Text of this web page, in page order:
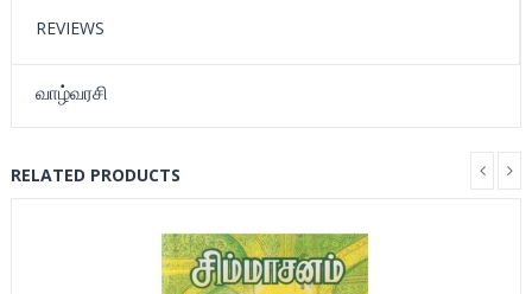
REVIEWS
வாழ்வரசி
RELATED PRODUCTS